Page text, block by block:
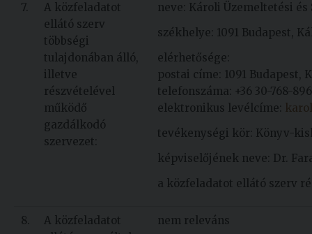
7.
A közfeladatot
ellátó szerv
többségi
tulajdonában álló,
illetve
részvételével
működő
gazdálkodó
szervezet:
neve: Károli Üzemeltetési
székhelye: 1091 Budapest,
elérhetősége:
postai címe: 1091 Budapest,
telefonszáma: +36 30-768-
elektronikus levélcíme:
tevékenységi kör: Könyv-
képviselőjének neve: Dr.
a közfeladatot ellátó szerv
8.
A közfeladatot
nem releváns